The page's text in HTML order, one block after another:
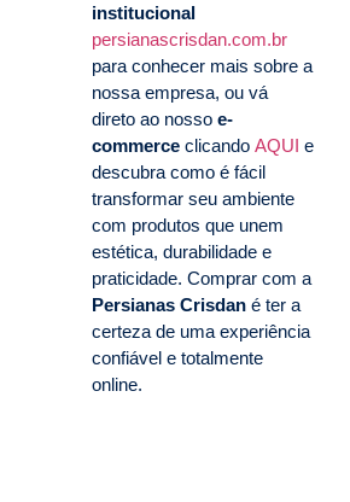
institucional
persianascrisdan.com.br
para conhecer mais sobre a
nossa empresa, ou vá
direto ao nosso e-
commerce clicando AQUI e
descubra como é fácil
transformar seu ambiente
com produtos que unem
estética, durabilidade e
praticidade. Comprar com a
Persianas Crisdan é ter a
certeza de uma experiência
confiável e totalmente
online.